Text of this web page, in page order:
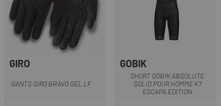
GIRO
GANTS GIRO BRAVO GEL LF
GOBIK
SHORT GOBIK ABSOLUTE
SOLID POUR HOMME K7
ESCAPA EDITION